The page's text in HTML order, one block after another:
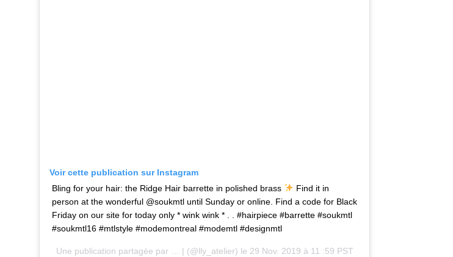
Voir cette publication sur Instagram
Bling for your hair: the Ridge Hair barrette in polished brass
Find it in
person at the wonderful @soukmtl until Sunday or online. Find a code for Black
Friday on our site for today only * wink wink * . . #hairpiece #barrette #soukmtl
#soukmtl16 #mtlstyle #modemontreal #modemtl #designmtl
Une publication partagée par … | (@lly_atelier) le 29 Nov. 2019 à 11 :59 PST